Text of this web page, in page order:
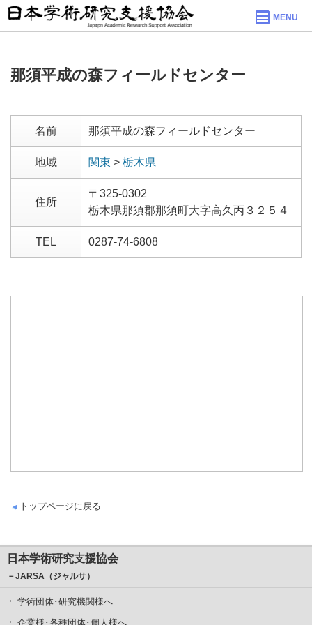
MENU
那須平成の森フィールドセンター
名前 那須平成の森フィールドセンター
地域 関東 > 栃木県
住所
〒325-0302
栃木県那須郡那須町大字高久丙３２５４
TEL 0287-74-6808
トップページに戻る
日本学術研究支援協会
－JARSA（ジャルサ）
学術団体･研究機関様へ
企業様･各種団体･個人様へ